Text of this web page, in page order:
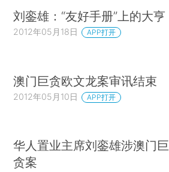
刘銮雄：“友好手册”上的大亨
2012年05月18日 APP打开
澳门巨贪欧文龙案审讯结束
2012年05月10日 APP打开
华人置业主席刘銮雄涉澳门巨
贪案